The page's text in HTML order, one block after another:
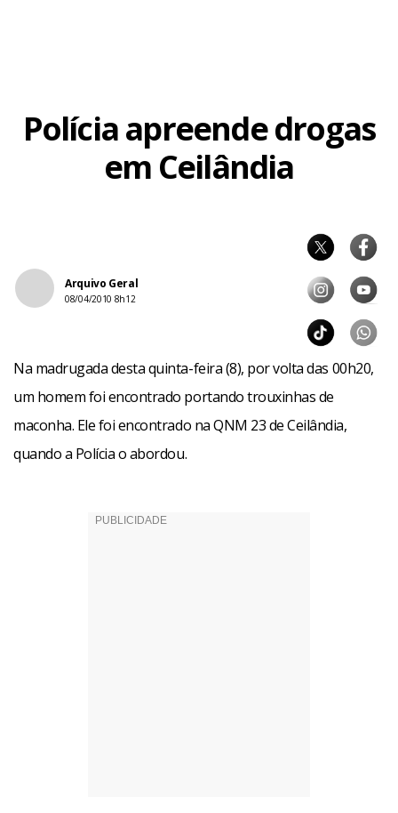
Polícia apreende drogas
em Ceilândia
Arquivo Geral
08/04/2010 8h12
Na madrugada desta quinta-feira (8), por volta das 00h20,
um homem foi encontrado portando trouxinhas de
maconha. Ele foi encontrado na QNM 23 de Ceilândia,
quando a Polícia o abordou.